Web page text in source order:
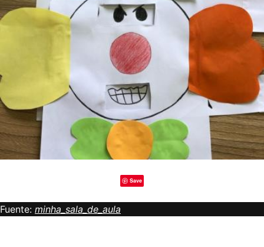
Save
Fuente: minha_sala_de_aula